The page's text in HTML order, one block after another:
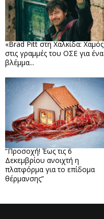
«Brad Pitt στη Χαλκίδα: Χαμός
στις γραμμές του ΟΣΕ για ένα
βλέμμα...
“Προσοχή! Έως τις 6
Δεκεμβρίου ανοιχτή η
πλατφόρμα για το επίδομα
θέρμανσης”